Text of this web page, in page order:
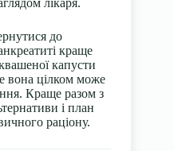
до
краще
капусти
вона цілком може
Краще разом з
і план
раціону.